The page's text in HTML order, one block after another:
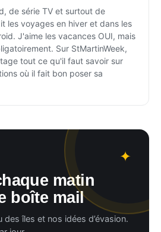
de série TV et surtout de
les voyages en hiver et dans les
J'aime les vacances OUI, mais
Sur StMartinWeek,
tout ce qu'il faut savoir sur
où il fait bon poser sa
matin
boîte mail
des îles et nos idées d’évasion.